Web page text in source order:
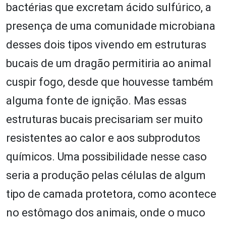
bactérias que excretam ácido sulfúrico, a
presença de uma comunidade microbiana
desses dois tipos vivendo em estruturas
bucais de um dragão permitiria ao animal
cuspir fogo, desde que houvesse também
alguma fonte de ignição. Mas essas
estruturas bucais precisariam ser muito
resistentes ao calor e aos subprodutos
químicos. Uma possibilidade nesse caso
seria a produção pelas células de algum
tipo de camada protetora, como acontece
no estômago dos animais, onde o muco